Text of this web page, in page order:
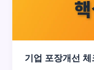
기업 포장개선